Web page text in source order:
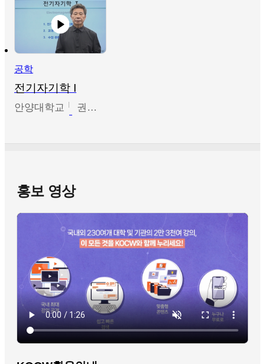
공학
전기자기학 I
안양대학교 권원현
홍보 영상